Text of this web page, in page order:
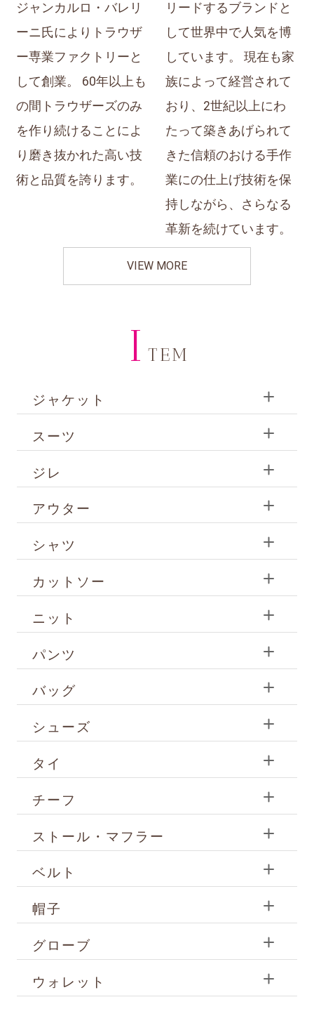
ジャンカルロ・バレリ
ーニ氏によりトラウザ
ー専業ファクトリーと
して創業。 60年以上も
の間トラウザーズのみ
を作り続けることによ
り磨き抜かれた高い技
術と品質を誇ります。
リードするブランドと
して世界中で人気を博
しています。 現在も家
族によって経営されて
おり、2世紀以上にわ
たって築きあげられて
きた信頼のおける手作
業にの仕上げ技術を保
持しながら、さらなる
革新を続けています。
VIEW MORE
I TEM
ジャケット
スーツ
ジレ
アウター
シャツ
カットソー
ニット
パンツ
バッグ
シューズ
タイ
チーフ
ストール・マフラー
ベルト
帽子
グローブ
ウォレット